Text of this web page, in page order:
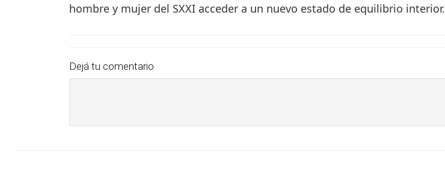
hombre y mujer del SXXI acceder a un nuevo estado de equilibrio interior.
Dejá tu comentario